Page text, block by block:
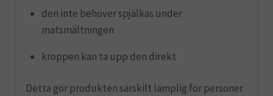
den inte behöver spjälkas under
matsmältningen
kroppen kan ta upp den direkt
Detta gör produkten särskilt lämplig för personer